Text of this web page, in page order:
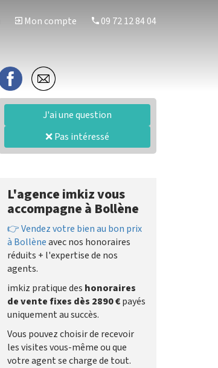
Mon compte 09 72 12 84 04
J'ai une question
❌ Pas intéressé
L'agence imkiz vous
accompagne à Bollène
👉 Vendez votre bien au bon prix
à Bollèneavec nos honoraires
réduits + l'expertise de nos
agents.
imkiz pratique des honoraires
de vente fixes dès 2890 €payés
uniquement au succès.
Vous pouvez choisir de recevoir
les visites vous-même ou que
votre agent se charge de tout.